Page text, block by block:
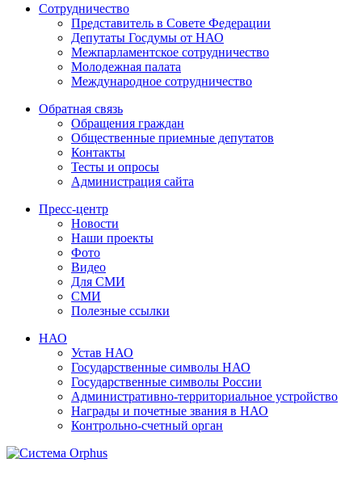
Сотрудничество
Представитель в Совете Федерации
Депутаты Госдумы от НАО
Межпарламентское сотрудничество
Молодежная палата
Международное сотрудничество
Обратная cвязь
Обращения граждан
Общественные приемные депутатов
Контакты
Тесты и опросы
Администрация сайта
Пресс-центр
Новости
Наши проекты
Фото
Видео
Для СМИ
СМИ
Полезные ссылки
НАО
Устав НАО
Государственные символы НАО
Государственные символы России
Административно-территориальное устройство
Награды и почетные звания в НАО
Контрольно-счетный орган